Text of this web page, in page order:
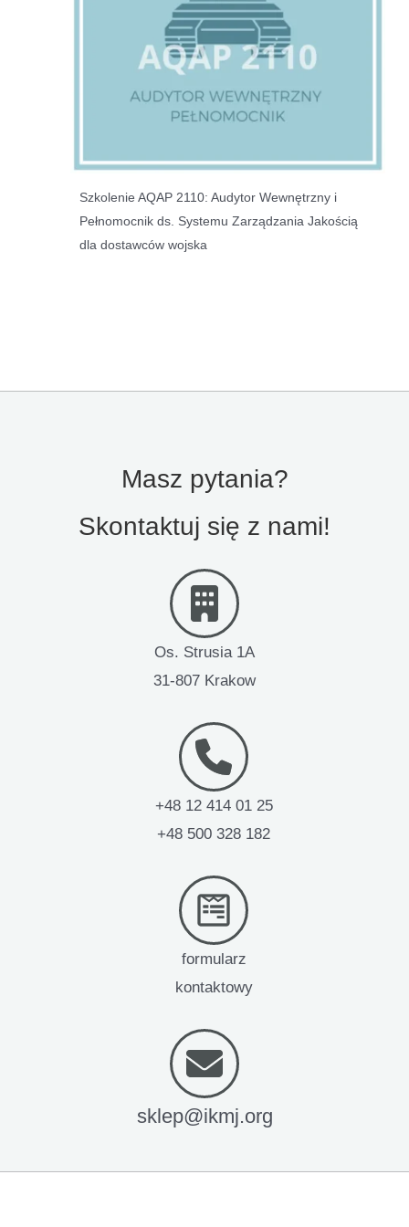
Szkolenie AQAP 2110: Audytor Wewnętrzny i
Pełnomocnik ds. Systemu Zarządzania Jakością
dla dostawców wojska
Masz pytania?
Skontaktuj się z nami!
Os. Strusia 1A
31-807 Krakow
+48 12 414 01 25
+48 500 328 182
formularz
kontaktowy
sklep@ikmj.org